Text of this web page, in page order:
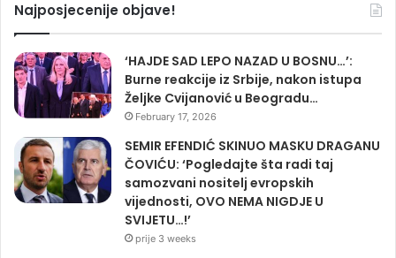
Najposjecenije objave!
‘HAJDE SAD LEPO NAZAD U BOSNU…’:
Burne reakcije iz Srbije, nakon istupa
Željke Cvijanović u Beogradu…
February 17, 2026
SEMIR EFENDIĆ SKINUO MASKU DRAGANU
ČOVIĆU: ‘Pogledajte šta radi taj
samozvani nositelj evropskih
vijednosti, OVO NEMA NIGDJE U
SVIJETU…!’
prije 3 weeks